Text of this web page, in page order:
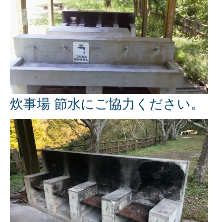
炊事場 節水にご協力ください。